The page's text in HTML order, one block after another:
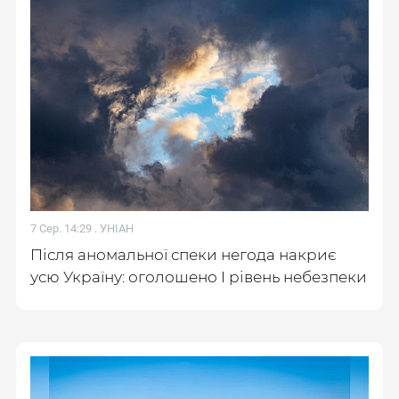
7 Сер. 14:29 . УНІАН
Після аномальної спеки негода накриє
усю Україну: оголошено І рівень небезпеки